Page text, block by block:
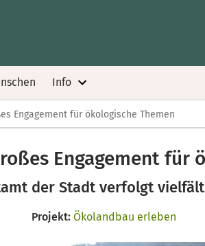
Info
Engagement für ökologische Themen
Engagement für
der Stadt verfolgt
Projekt: Ökolandbau erleben